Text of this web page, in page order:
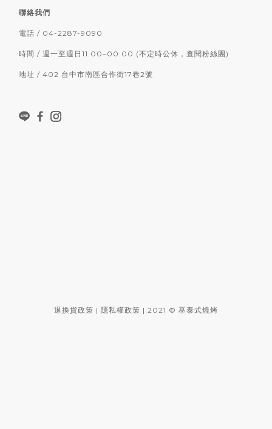
聯絡我們
電話 / 04-2287-9090
時間 / 週一至週日11:00–00:00 (不定時公休，查閱粉絲團)
地址 / 402 台中市南區合作街17巷2號
退換貨政策 | 隱私權政策 | 2021 © 巫泰式燒烤